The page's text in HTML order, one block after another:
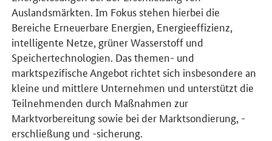
Auslandsmärkten. Im Fokus stehen hierbei die
Bereiche Erneuerbare Energien, Energieeffizienz,
intelligente Netze, grüner Wasserstoff und
Speichertechnologien. Das themen- und
marktspezifische Angebot richtet sich insbesondere an
kleine und mittlere Unternehmen und unterstützt die
Teilnehmenden durch Maßnahmen zur
Marktvorbereitung sowie bei der Marktsondierung, -
erschließung und -sicherung.